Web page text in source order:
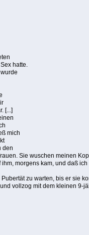
hatte.
[...]
mich
den
Sie wuschen meinen
morgens kam, und daß
zu warten, bis er sie
vollzog mit dem kleinen 9-